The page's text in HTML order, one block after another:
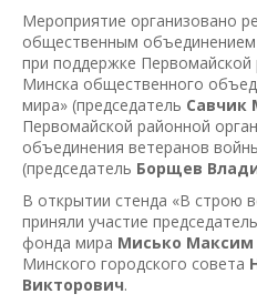
Мероприятие организовано
общественным
при поддержке Первомайской
Минска общественного
мира» (председатель Савчик
Первомайской районной
объединения ветеранов
(председатель Борщев
В открытии стенда «В строю
приняли участие
фонда мира Мисько
Минского городского совета
Викторович.